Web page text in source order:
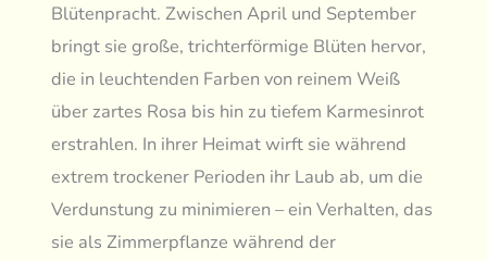
Blütenpracht. Zwischen April und September
bringt sie große, trichterförmige Blüten hervor,
die in leuchtenden Farben von reinem Weiß
über zartes Rosa bis hin zu tiefem Karmesinrot
erstrahlen. In ihrer Heimat wirft sie während
extrem trockener Perioden ihr Laub ab, um die
Verdunstung zu minimieren – ein Verhalten, das
sie als Zimmerpflanze während der